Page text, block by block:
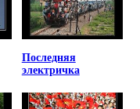
Последняя
электричка